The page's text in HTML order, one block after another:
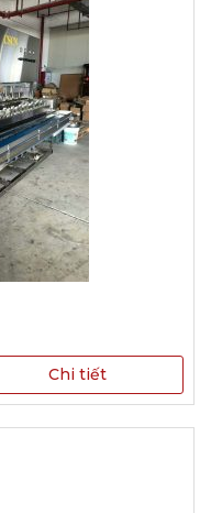
Chi tiết